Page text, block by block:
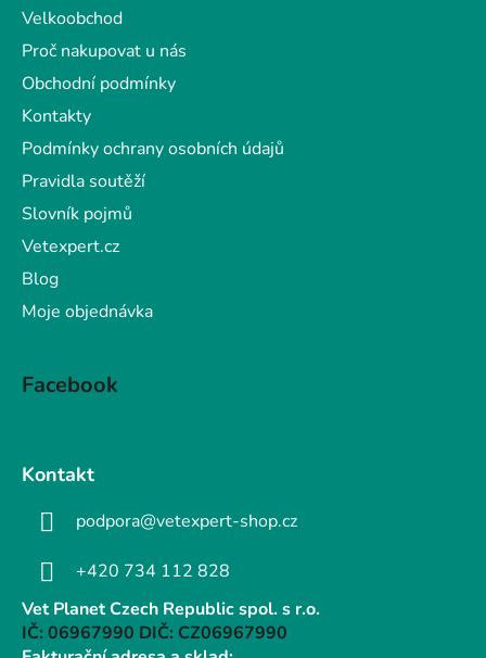
Velkoobchod
Proč nakupovat u nás
Obchodní podmínky
Kontakty
Podmínky ochrany osobních údajů
Pravidla soutěží
Slovník pojmů
Vetexpert.cz
Blog
Moje objednávka
Facebook
Kontakt
podpora@vetexpert-shop.cz
+420 734 112 828
Vet Planet Czech Republic spol. s r.o.
IČ: 06967990 DIČ: CZ06967990